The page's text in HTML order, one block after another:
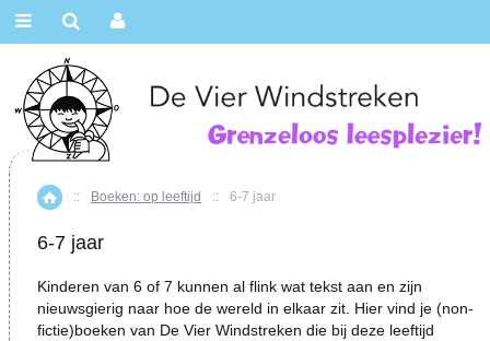
Home
:: Boeken: op leeftijd :: 6-7 jaar
6-7 jaar
Kinderen van 6 of 7 kunnen al flink wat tekst aan en zijn
nieuwsgierig naar hoe de wereld in elkaar zit. Hier vind je (non-
fictie)boeken van De Vier Windstreken die bij deze leeftijd